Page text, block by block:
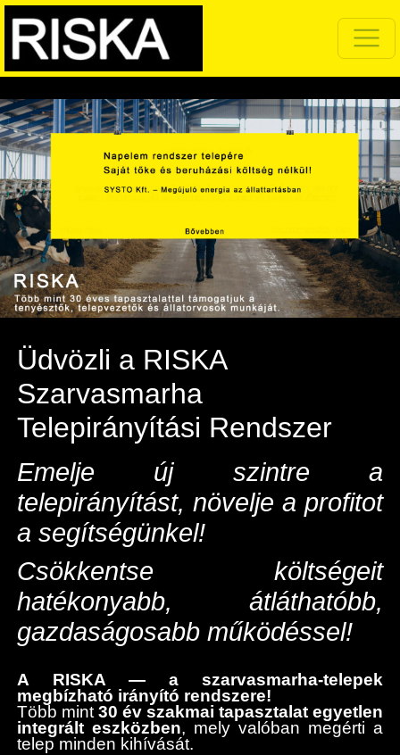
Üdvözli a RISKA
Szarvasmarha
Telepirányítási Rendszer
Emelje új szintre a
telepirányítást, növelje a profitot
a segítségünkel!
Csökkentse költségeit
hatékonyabb, átláthatóbb,
gazdaságosabb működéssel!
A RISKA — a szarvasmarha-telepek
megbízható irányító rendszere!
Több mint 30 év szakmai tapasztalat egyetlen
integrált eszközben, mely valóban megérti a
telep minden kihívását.